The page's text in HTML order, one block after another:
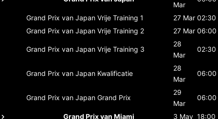
Mar
Grand Prix van Japan Vrije Training 1 27 Mar 02:30
Grand Prix van Japan Vrije Training 2 27 Mar 06:00
Grand Prix van Japan Vrije Training 3
28
Mar
02:30
Grand Prix van Japan Kwalificatie
28
Mar
06:00
Grand Prix van Japan Grand Prix
29
Mar
06:00
Grand Prix van Miami 3 May 18:00